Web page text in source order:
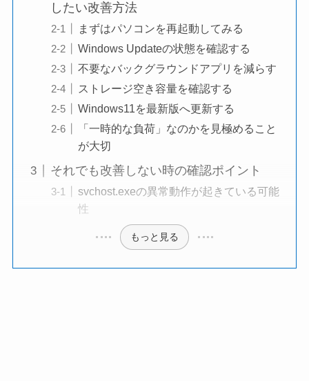
したい改善方法
まずはパソコンを再起動してみる
Windows Updateの状態を確認する
不要なバックグラウンドアプリを減らす
ストレージ空き容量を確認する
Windows11を最新版へ更新する
「一時的な負荷」なのかを見極めること
が大切
それでも改善しない時の確認ポイント
svchost.exeの異常動作が起きている可能
性
もっと見る